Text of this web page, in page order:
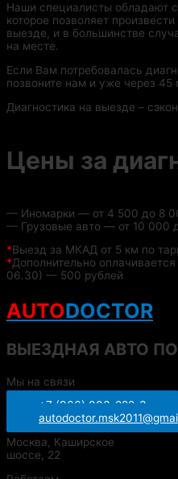
Наши специалисты обладают
которое позволяет
выезде, и в большинстве
на месте.
Если Вам потребовалась
позвоните нам и уже через 45
Диагностика на выезде –
Цены за
— Иномарки — от 4 500 до 8
— Грузовые авто — от 10 000
*Выезд за МКАД от 5 км по
*Дополнительно
06.30) — 500 рублей
AUTODOCTOR
ВЫЕЗДНАЯ АВТО
Мы на связи
+7 (966) 003-222-3
Москва, Каширское
шоссе, 22